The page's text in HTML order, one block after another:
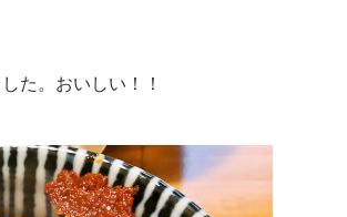
た。おいしい！！